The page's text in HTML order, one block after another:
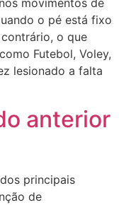
movimentos de
o pé está fixo
o que
Futebol, Voley,
lesionado a falta
anterior
principais
de